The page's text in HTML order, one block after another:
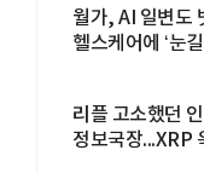
월가, AI 일변도
헬스케어에 ‘눈길
리플 고소했던
정보국장...XRP